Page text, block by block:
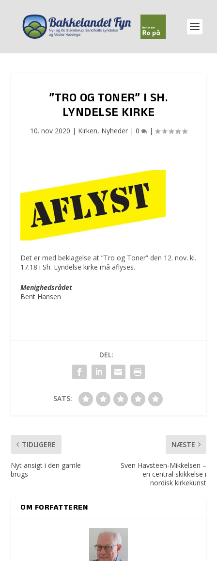
”TRO OG TONER” I SH.
LYNDELSE KIRKE
10. nov 2020 | Kirken, Nyheder | 0 |
Det er med beklagelse at ”Tro og Toner” den 12. nov. kl.
17.18 i Sh. Lyndelse kirke må aflyses.
Menighedsrådet
Bent Hansen
DEL:
SATS:
TIDLIGERE
Nyt ansigt i den gamle
brugs
NÆSTE
Sven Havsteen-Mikkelsen –
en central skikkelse i
nordisk kirkekunst
OM FORFATTEREN